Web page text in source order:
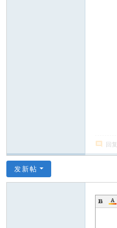
回复
发新帖